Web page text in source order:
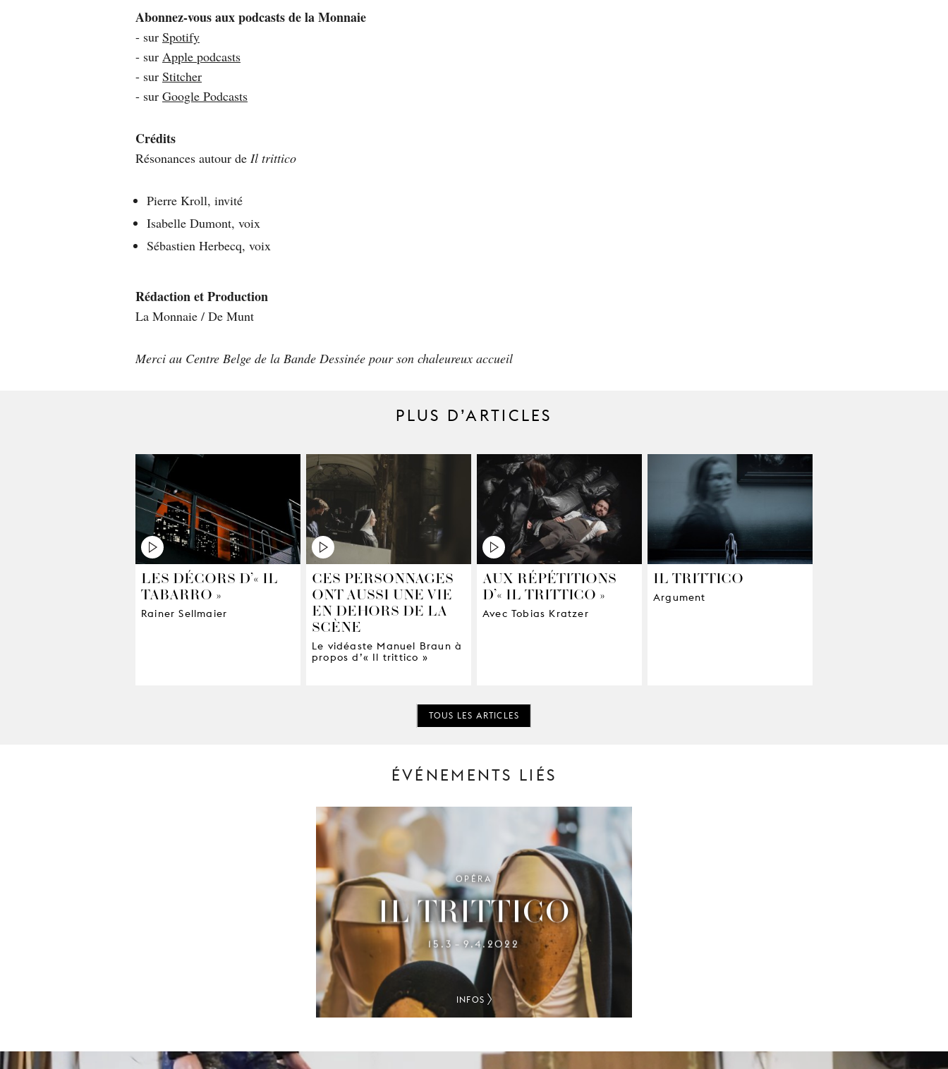
Abonnez-vous aux podcasts de la Monnaie
- sur Spotify
- sur Apple podcasts
- sur Stitcher
- sur Google Podcasts
Crédits
Résonances autour de Il trittico
Pierre Kroll, invité
Isabelle Dumont, voix
Sébastien Herbecq, voix
Rédaction et Production
La Monnaie / De Munt
Merci au Centre Belge de la Bande Dessinée pour son chaleureux accueil
PLUS D’ARTICLES
LES DÉCORS D’« IL
TABARRO »
Rainer Sellmaier
CES PERSONNAGES
ONT AUSSI UNE VIE
EN DEHORS DE LA
SCÈNE
Le vidéaste Manuel Braun à
propos d’« Il trittico »
AUX RÉPÉTITIONS
D’« IL TRITTICO »
Avec Tobias Kratzer
IL TRITTICO
Argument
TOUS LES ARTICLES
ÉVÉNEMENTS LIÉS
OPÉRA
IL TRITTICO
15.3 – 9.4.2022
INFOS